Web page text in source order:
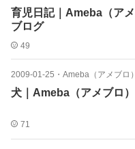
育児日記｜Ameba（ア
ブログ
49
2009-01-25 ・ Ameba（アメブロ
犬｜Ameba（アメブロ
71